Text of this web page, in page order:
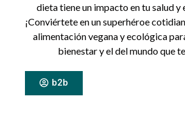
dieta tiene un impacto en tu salud y
¡Conviértete en un superhéroe
alimentación vegana y ecológica
bienestar y el del mundo que
b2b